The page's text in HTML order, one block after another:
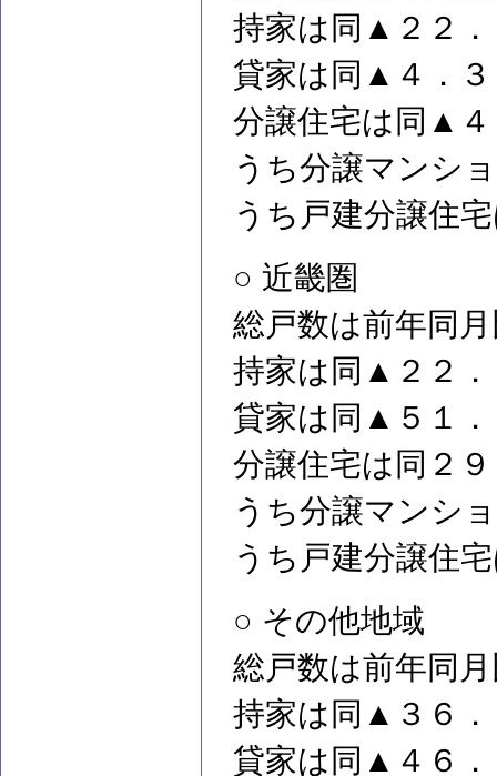
持家は同▲２２．
貸家は同▲４．３
分譲住宅は同▲４
うち分譲マンシ
うち戸建分譲住
○ 近畿圏
総戸数は前年同
持家は同▲２２．
貸家は同▲５１．
分譲住宅は同２
うち分譲マンシ
うち戸建分譲住
○ その他地域
総戸数は前年同
持家は同▲３６．
貸家は同▲４６．